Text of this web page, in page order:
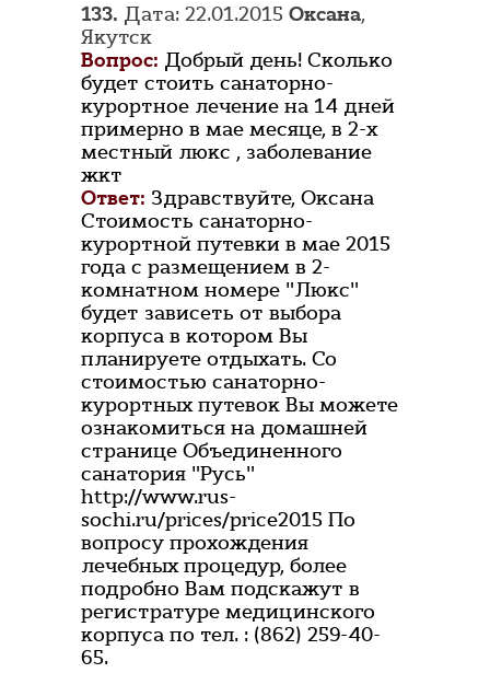
133. Дата: 22.01.2015 Оксана,
Якутск
Вопрос: Добрый день! Сколько
будет стоить санаторно-
курортное лечение на 14 дней
примерно в мае месяце, в 2-х
местный люкс , заболевание
жкт
Ответ: Здравствуйте, Оксана
Стоимость санаторно-
курортной путевки в мае 2015
года с размещением в 2-
комнатном номере "Люкс"
будет зависеть от выбора
корпуса в котором Вы
планируете отдыхать. Со
стоимостью санаторно-
курортных путевок Вы можете
ознакомиться на домашней
странице Объединенного
санатория "Русь"
http://www.rus-
sochi.ru/prices/price2015 По
вопросу прохождения
лечебных процедур, более
подробно Вам подскажут в
регистратуре медицинского
корпуса по тел. : (862) 259-40-
65.